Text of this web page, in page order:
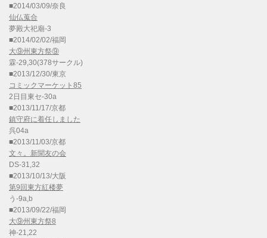
■2014/03/09/奈良
仙仏蒐合
夢殿大祀廟-3
■2014/02/02/福岡
大⑨州東方祭⑨
霖-29,30(378サークル)
■2013/12/30/東京
コミックマーケット85
2日目東セ-30a
■2013/11/17/京都
鎮守府に着任しました
呉04a
■2013/11/03/京都
文々。新聞友の会
DS-31,32
■2013/10/13/大阪
第9回東方紅楼夢
う-9a,b
■2013/09/22/福岡
大⑨州東方祭8
神-21,22